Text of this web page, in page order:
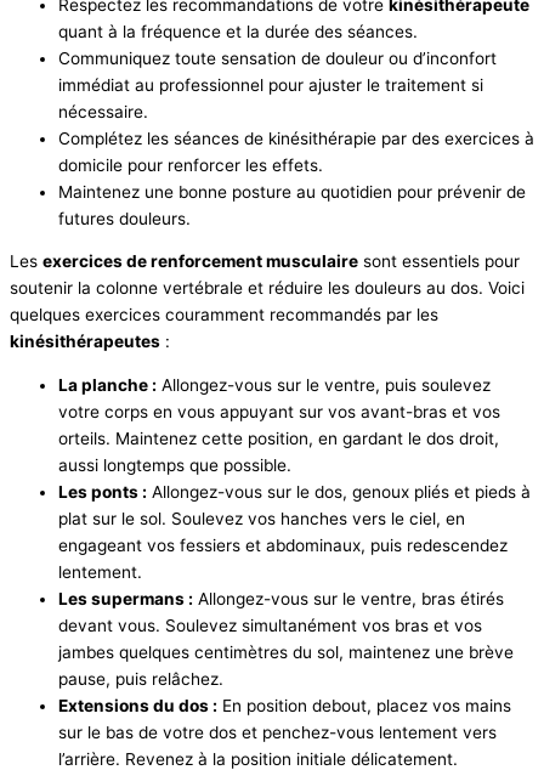
Respectez les recommandations de votre kinésithérapeute
quant à la fréquence et la durée des séances.
Communiquez toute sensation de douleur ou d’inconfort
immédiat au professionnel pour ajuster le traitement si
nécessaire.
Complétez les séances de kinésithérapie par des exercices à
domicile pour renforcer les effets.
Maintenez une bonne posture au quotidien pour prévenir de
futures douleurs.
Les exercices de renforcement musculaire sont essentiels pour
soutenir la colonne vertébrale et réduire les douleurs au dos. Voici
quelques exercices couramment recommandés par les
kinésithérapeutes :
La planche : Allongez-vous sur le ventre, puis soulevez
votre corps en vous appuyant sur vos avant-bras et vos
orteils. Maintenez cette position, en gardant le dos droit,
aussi longtemps que possible.
Les ponts : Allongez-vous sur le dos, genoux pliés et pieds à
plat sur le sol. Soulevez vos hanches vers le ciel, en
engageant vos fessiers et abdominaux, puis redescendez
lentement.
Les supermans : Allongez-vous sur le ventre, bras étirés
devant vous. Soulevez simultanément vos bras et vos
jambes quelques centimètres du sol, maintenez une brève
pause, puis relâchez.
Extensions du dos : En position debout, placez vos mains
sur le bas de votre dos et penchez-vous lentement vers
l’arrière. Revenez à la position initiale délicatement.